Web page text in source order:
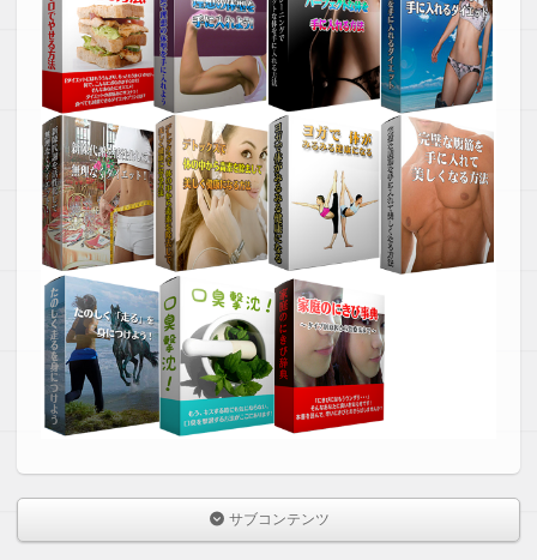
サブコンテンツ